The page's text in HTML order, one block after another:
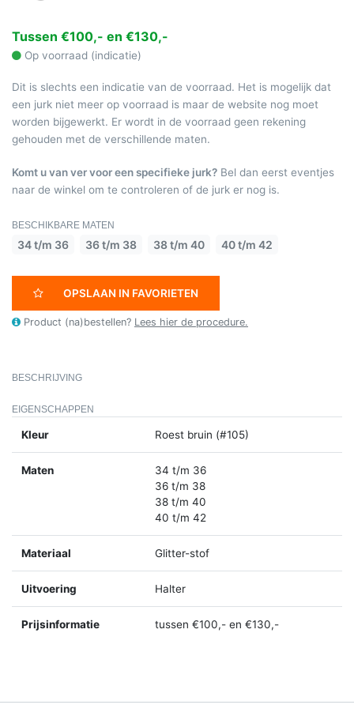
Tussen €100,- en €130,-
Op voorraad (indicatie)
Dit is slechts een indicatie van de voorraad. Het is mogelijk dat
een jurk niet meer op voorraad is maar de website nog moet
worden bijgewerkt. Er wordt in de voorraad geen rekening
gehouden met de verschillende maten.
Komt u van ver voor een specifieke jurk? Bel dan eerst eventjes
naar de winkel om te controleren of de jurk er nog is.
BESCHIKBARE MATEN
34 t/m 36 36 t/m 38 38 t/m 40 40 t/m 42
OPSLAAN IN FAVORIETEN
Product (na)bestellen? Lees hier de procedure.
BESCHRIJVING
EIGENSCHAPPEN
Kleur Roest bruin (#105)
Maten
34 t/m 36
36 t/m 38
38 t/m 40
40 t/m 42
Materiaal Glitter-stof
Uitvoering Halter
Prijsinformatie tussen €100,- en €130,-